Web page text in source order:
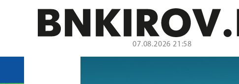
07.08.2026 21:58